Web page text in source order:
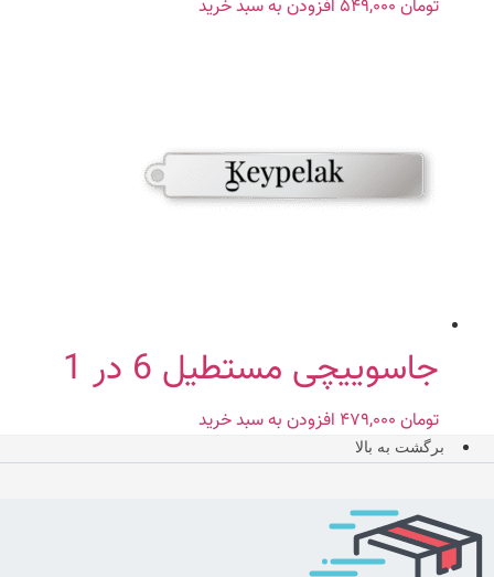
تومان افزودن به سبد خرید
جاسوییچی مستطیل 6 در 1
تومان افزودن به سبد خرید
برگشت به بالا